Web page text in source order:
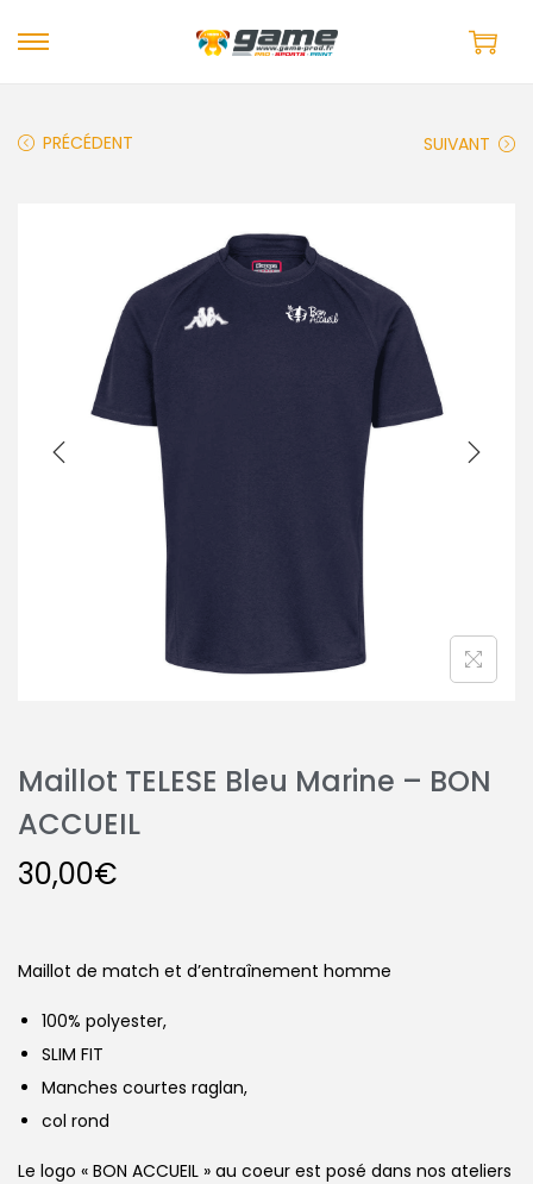
PRÉCÉDENT SUIVANT
Maillot TELESE Bleu Marine – BON
ACCUEIL
30,00€
Maillot de match et d’entraînement homme
100% polyester,
SLIM FIT
Manches courtes raglan,
col rond
Le logo « BON ACCUEIL » au coeur est posé dans nos ateliers